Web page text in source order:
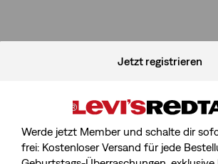
Jetzt registrieren
Werde jetzt Member und schalte dir
frei: Kostenloser Versand für jede